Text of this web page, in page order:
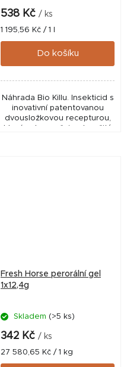
538 Kč / ks
Měrná
cena:
1 195,56 Kč / 1 l
Do košíku
Náhrada Bio Killu. Insekticid s
inovativní patentovanou
dvousložkovou recepturou,
která zabezpečuje okamžitý
Fresh Horse perorální gel
1x12,4g
Skladem (>5 ks)
342 Kč / ks
Měrná
cena:
27 580,65 Kč / 1 kg